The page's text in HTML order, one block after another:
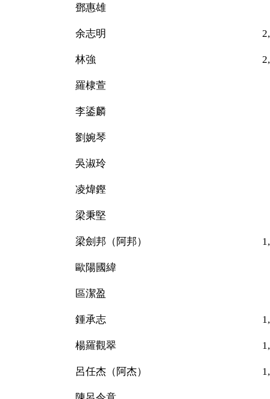
鄧惠雄
余志明 2,062（
林強 2,179（
羅棣萱
李鋈麟
劉婉琴
吳淑玲
凌煒鏗
梁秉堅
梁劍邦（阿邦）
歐陽國緯
區潔盈
鍾承志
楊羅觀翠
呂任杰（阿杰） 1,945